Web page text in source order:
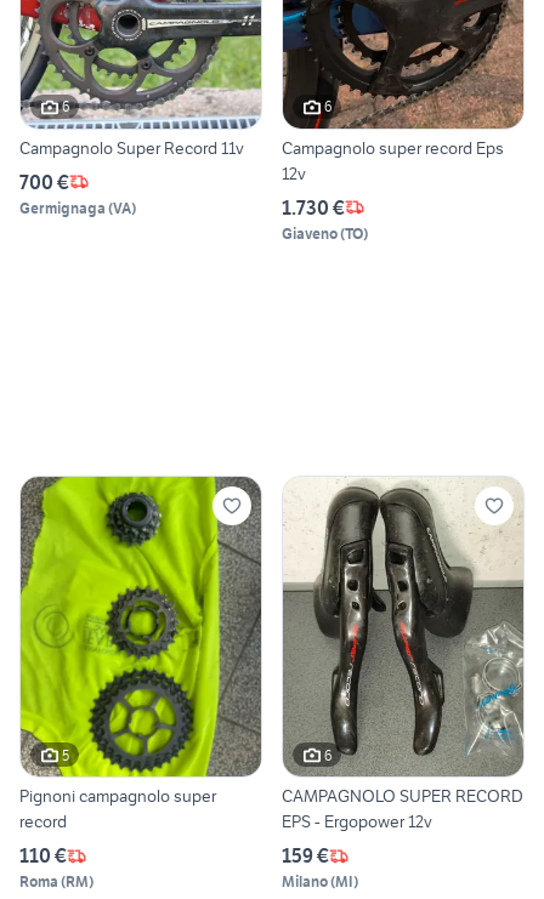
6
Campagnolo Super Record 11v
700 €
Germignaga (VA)
6
Campagnolo super record Eps
12v
1.730 €
Giaveno(TO)
5
Pignoni campagnolo super
record
110 €
Roma (RM)
6
CAMPAGNOLO SUPER RECORD
EPS - Ergopower 12v
159 €
Milano(MI)